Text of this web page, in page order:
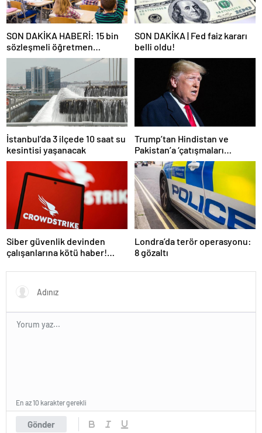
SON DAKİKA HABERİ: 15 bin
sözleşmeli öğretmen
atamasında sözlü sınava hak
kazanan adaylar açıklandı
SON DAKİKA | Fed faiz kararı
belli oldu!
İstanbul’da 3 ilçede 10 saat su
kesintisi yaşanacak
Trump’tan Hindistan ve
Pakistan’a ‘çatışmaları
durdurun’ çağrısı
Siber güvenlik devinden
çalışanlarına kötü haber!
Londra’da terör operasyonu:
8 gözaltı
Gönder
En az 10 karakter gerekli